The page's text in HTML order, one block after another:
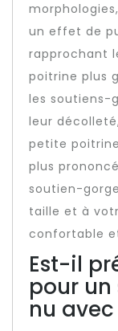
un effet de
rapprochant
poitrine plus
les soutiens-
leur
petite
plus
soutien-
taille et à
confortable
Est-il
pour
nu